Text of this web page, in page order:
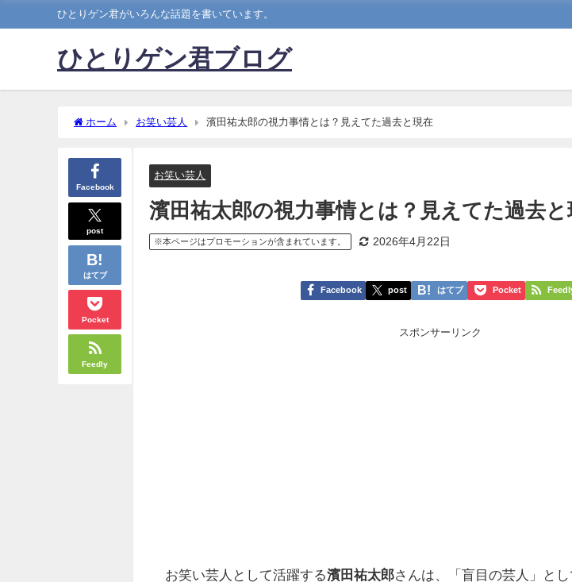
ひとりゲン君がいろんな話題を書いています。
ひとりゲン君ブログ
ホーム お笑い芸人 濱田祐太郎の視力事情とは？見えてた過去と現在
Facebook
post
はてブ
Pocket
Feedly
お笑い芸人
濱田祐太郎の視力事情とは？見えてた過去と
※本ページはプロモーションが含まれています。 2026年4月22日
Facebook post はてブ Pocket
スポンサーリンク
お笑い芸人として活躍する濱田祐太郎さんは、「盲目の芸人」とし